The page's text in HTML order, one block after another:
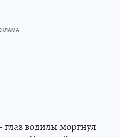
водилы моргнул